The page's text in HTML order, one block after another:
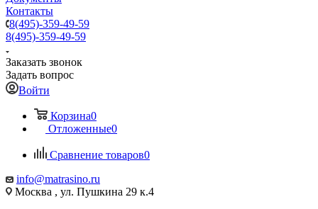
Контакты
8(495)-359-49-59
8(495)-359-49-59
Заказать звонок
Задать вопрос
Войти
Корзина0
Отложенные0
Сравнение товаров0
info@matrasino.ru
Москва , ул. Пушкина 29 к.4